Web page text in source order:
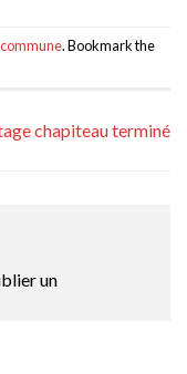
. Bookmark the
chapiteau terminé
un